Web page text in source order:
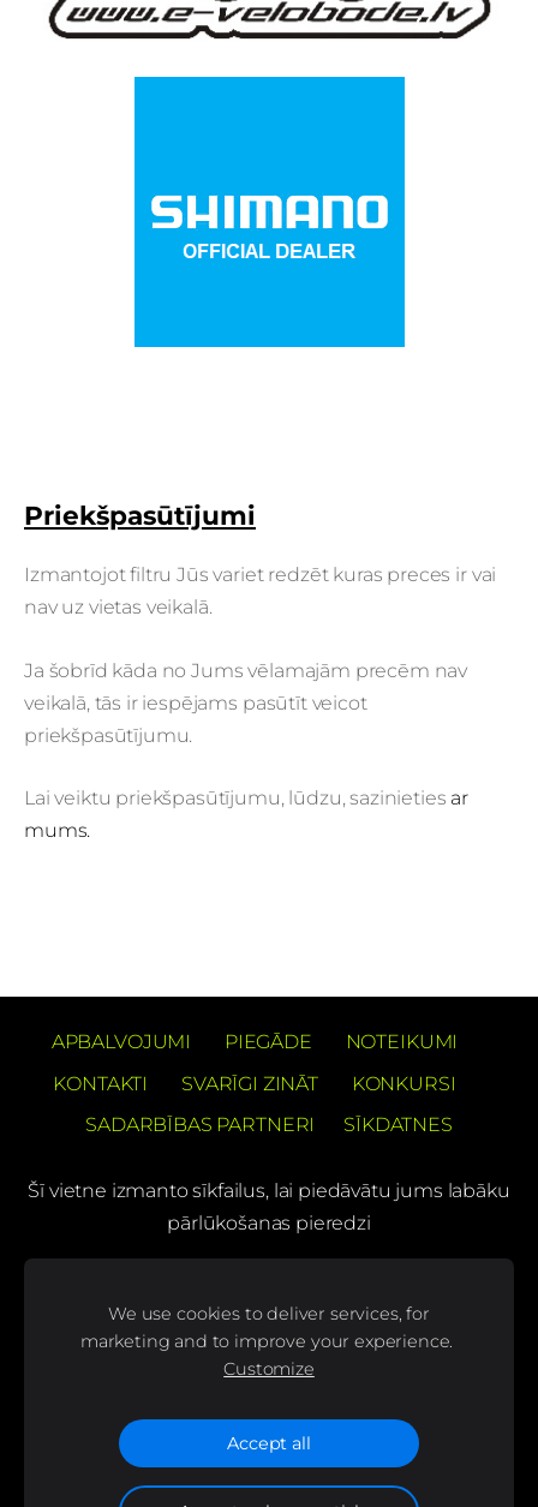
Priekšpasūtījumi
Izmantojot filtru Jūs variet redzēt kuras preces ir vai
nav uz vietas veikalā.
Ja šobrīd kāda no Jums vēlamajām precēm nav
veikalā, tās ir iespējams pasūtīt veicot
priekšpasūtījumu.
Lai veiktu priekšpasūtījumu, lūdzu, sazinieties ar
mums.
APBALVOJUMI PIEGĀDE
NOTEIKUMI
KONTAKTI
SVARĪGI ZINĀT
KONKURSI
SADARBĪBAS PARTNERI
SĪKDATNES
Šī vietne izmanto sīkfailus, lai piedāvātu jums labāku
pārlūkošanas pieredzi
(C) SIA "BS bicycles"
Seko mums mūsu sociālajos tīklos un uzzini
jaunumus pirmais!
We use cookies to deliver services, for
marketing and to improve your experience.
Customize
Accept all